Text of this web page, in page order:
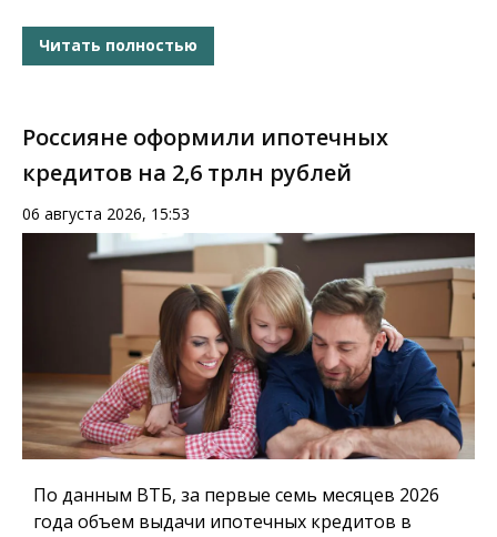
Читать полностью
Россияне оформили ипотечных
кредитов на 2,6 трлн рублей
06 августа 2026, 15:53
По данным ВТБ, за первые семь месяцев 2026
года объем выдачи ипотечных кредитов в